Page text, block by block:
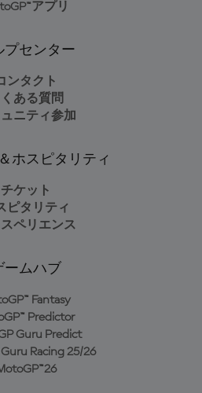
アプリ
プセンター
ンタクト
ある質問
ニティ参加
ホスピタリティ
チケット
ピタリティ
ペリエンス
ームハブ
Fantasy
Predictor
Guru Predict
Racing 25/26